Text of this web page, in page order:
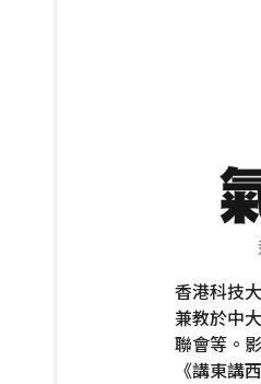
傳 媒 訪 問
針 灸 診 症
香港科技
兼教於中
聯會等。
《講東講